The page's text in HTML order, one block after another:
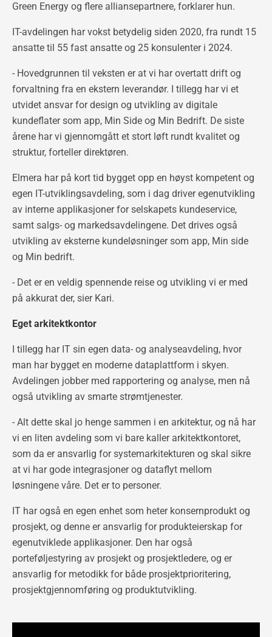
Green Energy og flere alliansepartnere, forklarer hun.
IT-avdelingen har vokst betydelig siden 2020, fra rundt 15
ansatte til 55 fast ansatte og 25 konsulenter i 2024.
- Hovedgrunnen til veksten er at vi har overtatt drift og
forvaltning fra en ekstern leverandør. I tillegg har vi et
utvidet ansvar for design og utvikling av digitale
kundeflater som app, Min Side og Min Bedrift. De siste
årene har vi gjennomgått et stort løft rundt kvalitet og
struktur, forteller direktøren.
Elmera har på kort tid bygget opp en høyst kompetent og
egen IT-utviklingsavdeling, som i dag driver egenutvikling
av interne applikasjoner for selskapets kundeservice,
samt salgs- og markedsavdelingene. Det drives også
utvikling av eksterne kundeløsninger som app, Min side
og Min bedrift.
- Det er en veldig spennende reise og utvikling vi er med
på akkurat der, sier Kari.
Eget arkitektkontor
I tillegg har IT sin egen data- og analyseavdeling, hvor
man har bygget en moderne dataplattform i skyen.
Avdelingen jobber med rapportering og analyse, men nå
også utvikling av smarte strømtjenester.
- Alt dette skal jo henge sammen i en arkitektur, og nå har
vi en liten avdeling som vi bare kaller arkitektkontoret,
som da er ansvarlig for systemarkitekturen og skal sikre
at vi har gode integrasjoner og dataflyt mellom
løsningene våre. Det er to personer.
IT har også en egen enhet som heter konsernprodukt og
prosjekt, og denne er ansvarlig for produkteierskap for
egenutviklede applikasjoner. Den har også
porteføljestyring av prosjekt og prosjektledere, og er
ansvarlig for metodikk for både prosjektprioritering,
prosjektgjennomføring og produktutvikling.